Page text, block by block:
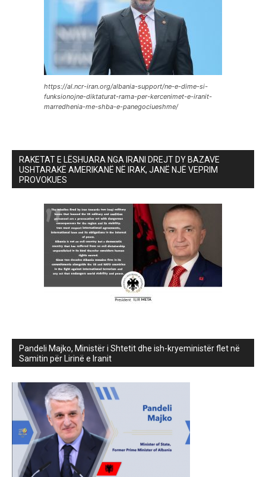
https://al.ncr-iran.org/albania-support/ne-e-dime-si-
funksionojne-diktaturat-rama-per-kercenimet-e-iranit-
marredhenia-me-shba-e-panegociueshme/
RAKETAT E LËSHUARA NGA IRANI DREJT DY BAZAVE
USHTARAKË AMERIKANË NË IRAK, JANË NJË VEPRIM
PROVOKUES
Pandeli Majko, Ministër i Shtetit dhe ish-kryeministër flet në
Samitin për Lirinë e Iranit